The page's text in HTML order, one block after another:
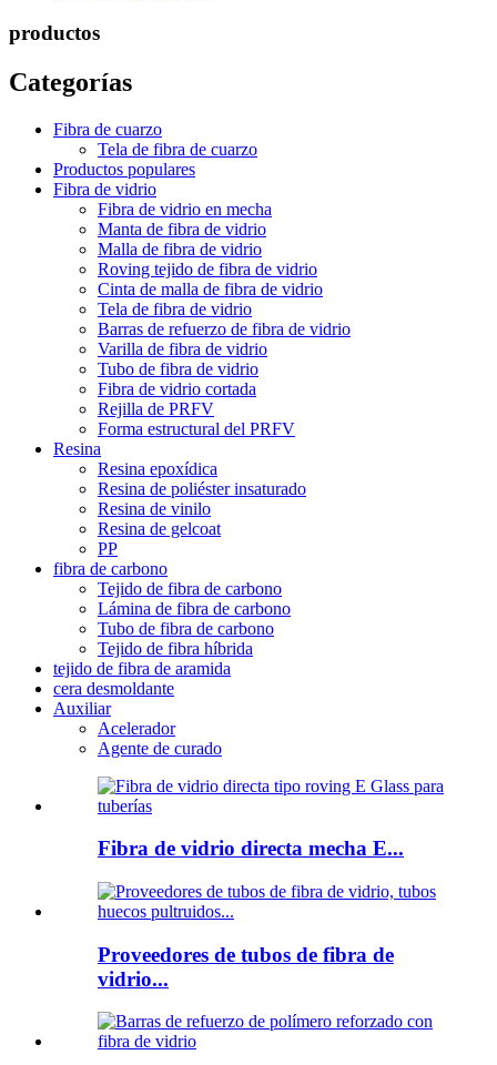
productos
Categorías
Fibra de cuarzo
Tela de fibra de cuarzo
Productos populares
Fibra de vidrio
Fibra de vidrio en mecha
Manta de fibra de vidrio
Malla de fibra de vidrio
Roving tejido de fibra de vidrio
Cinta de malla de fibra de vidrio
Tela de fibra de vidrio
Barras de refuerzo de fibra de vidrio
Varilla de fibra de vidrio
Tubo de fibra de vidrio
Fibra de vidrio cortada
Rejilla de PRFV
Forma estructural del PRFV
Resina
Resina epoxídica
Resina de poliéster insaturado
Resina de vinilo
Resina de gelcoat
PP
fibra de carbono
Tejido de fibra de carbono
Lámina de fibra de carbono
Tubo de fibra de carbono
Tejido de fibra híbrida
tejido de fibra de aramida
cera desmoldante
Auxiliar
Acelerador
Agente de curado
Fibra de vidrio directa mecha E...
Proveedores de tubos de fibra de
vidrio...